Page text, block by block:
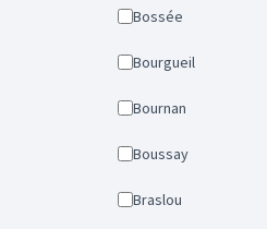
Bossée
Bourgueil
Bournan
Boussay
Braslou